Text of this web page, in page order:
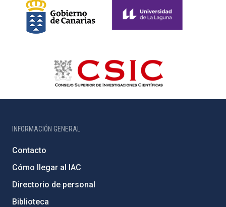
INFORMACIÓN GENERAL
Contacto
Cómo llegar al IAC
Directorio de personal
Biblioteca